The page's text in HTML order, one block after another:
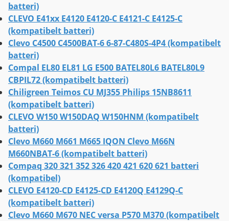
batteri)
CLEVO E41xx E4120 E4120-C E4121-C E4125-C
(kompatibelt batteri)
Clevo C4500 C4500BAT-6 6-87-C480S-4P4 (kompatibelt
batteri)
Compal EL80 EL81 LG E500 BATEL80L6 BATEL80L9
CBPIL72 (kompatibelt batteri)
Chiligreen Teimos CU MJ355 Philips 15NB8611
(kompatibelt batteri)
CLEVO W150 W150DAQ W150HNM (kompatibelt
batteri)
Clevo M660 M661 M665 IQON Clevo M66N
M660NBAT-6 (kompatibelt batteri)
Compaq 320 321 352 326 420 421 620 621 batteri
(kompatibel)
CLEVO E4120-CD E4125-CD E4120Q E4129Q-C
(kompatibelt batteri)
Clevo M660 M670 NEC versa P570 M370 (kompatibelt